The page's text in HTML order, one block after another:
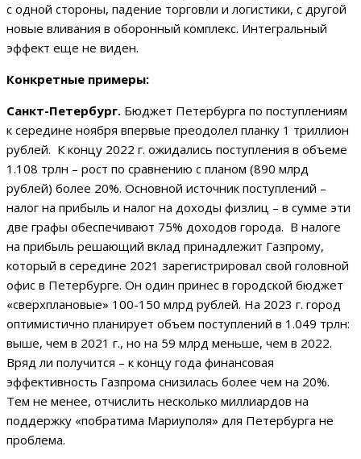
с одной стороны, падение торговли и логистики, с другой
новые вливания в оборонный комплекс. Интегральный
эффект еще не виден.
Конкретные примеры:
Санкт-Петербург. Бюджет Петербурга по поступлениям
к середине ноября впервые преодолел планку 1 триллион
рублей. К концу 2022 г. ожидались поступления в объеме
1.108 трлн – рост по сравнению с планом (890 млрд
рублей) более 20%. Основной источник поступлений –
налог на прибыль и налог на доходы физлиц – в сумме эти
две графы обеспечивают 75% доходов города. В налоге
на прибыль решающий вклад принадлежит Газпрому,
который в середине 2021 зарегистрировал свой головной
офис в Петербурге. Он один принес в городской бюджет
«сверхплановые» 100-150 млрд рублей. На 2023 г. город
оптимистично планирует объем поступлений в 1.049 трлн:
выше, чем в 2021 г., но на 59 млрд меньше, чем в 2022.
Вряд ли получится – к концу года финансовая
эффективность Газпрома снизилась более чем на 20%.
Тем не менее, отчислить несколько миллиардов на
поддержку «побратима Мариуполя» для Петербурга не
проблема.